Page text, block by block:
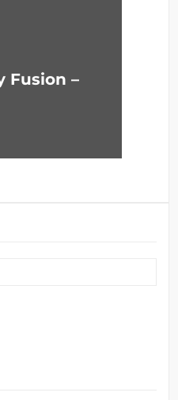
Fusion –